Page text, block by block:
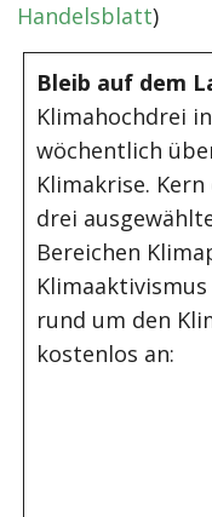
Handelsblatt)
Bleib auf dem
Klimahochdrei
wöchentlich
Klimakrise.
drei
Bereichen
rund um den
kostenlos an: